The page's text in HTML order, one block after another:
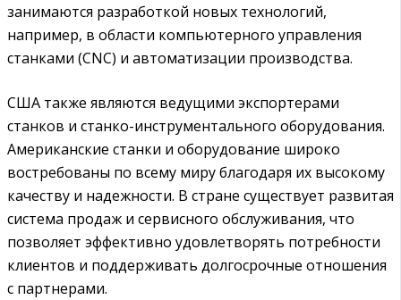
занимаются разработкой новых технологий,
например, в области компьютерного управления
станками (CNC) и автоматизации производства.
США также являются ведущими экспортерами
станков и станко-инструментального оборудования.
Американские станки и оборудование широко
востребованы по всему миру благодаря их высокому
качеству и надежности. В стране существует развитая
система продаж и сервисного обслуживания, что
позволяет эффективно удовлетворять потребности
клиентов и поддерживать долгосрочные отношения
с партнерами.